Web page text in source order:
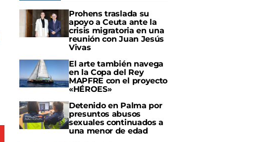
Prohens traslada su
apoyo a Ceuta ante la
crisis migratoria en una
reunión con Juan Jesús
Vivas
El arte también navega
en la Copa del Rey
MAPFRE con el proyecto
«HÉROES»
Detenido en Palma por
presuntos abusos
sexuales continuados a
una menor de edad